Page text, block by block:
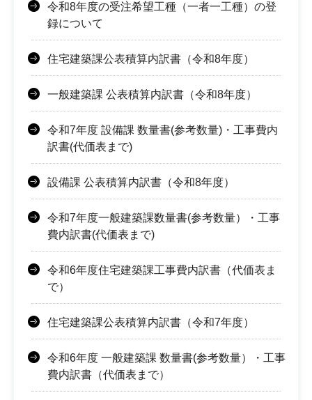
令和8年度の受注希望工種（一者一工種）の登
録について
住宅建築課公表積算内訳書（令和8年度）
一般建築課 公表積算内訳書（令和8年度）
令和7年度 設備課 数量書(参考数量)・工事費内
訳書(代価表まで)
設備課 公表積算内訳書（令和8年度）
令和7年度一般建築課数量書(参考数量）・工事
費内訳書(代価表まで)
令和6年度住宅建築課工事費内訳書（代価表ま
で）
住宅建築課公表積算内訳書（令和7年度）
令和6年度 一般建築課 数量書(参考数量）・工事
費内訳書（代価表まで）